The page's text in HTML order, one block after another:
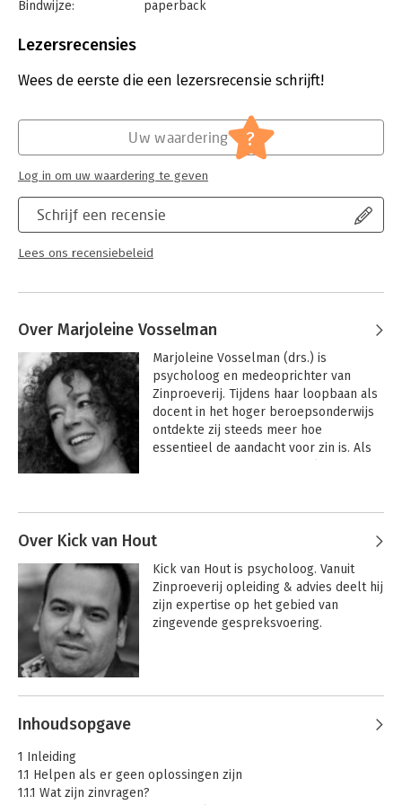
de lezer nog meer aanknopingspunten voor het werken met
zinvragen.
Bindwijze:
paperback
Uitgever:
Verschijningsdatum:
25-7-2022
Lezersrecensies
Wees de eerste die een lezersrecensie schrijft!
Schrijf een recensie
Lees ons recensiebeleid
Uw waardering ?
Log in om uw waardering te geven
Over Marjoleine Vosselman
Marjoleine Vosselman (drs.) is
psycholoog en medeoprichter van
Zinproeverij. Tijdens haar loopbaan als
docent in het hoger beroepsonderwijs
ontdekte zij steeds meer hoe
essentieel de aandacht voor zin is. Als
mensen zichzelf mogen zijn en
antwoorden.
Praktische
psychologie voor
sociaal werk - 3e
editie
Over Kick van Hout
Kick van Hout is psycholoog. Vanuit
Zinproeverij opleiding & advies deelt hij
zijn expertise op het gebied van
zingevende gespreksvoering.
Andere boeken door Kick van Hout
Inhoudsopgave
1 Inleiding
1.1 Helpen als er geen oplossingen zijn
1.1.1 Wat zijn zinvragen?